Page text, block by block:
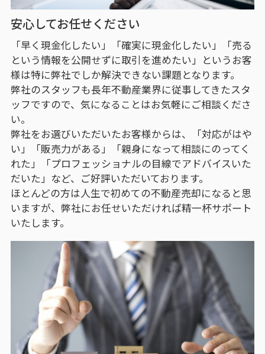
安心してお任せください
「早く現金化したい」「確実に現金化したい」「売る
という情報を公開せずに取引を進めたい」というお客
様は特に弊社でしか解決できない課題となります。
弊社のスタッフも長年不動産業界に従事してきたスタ
ッフですので、気になることはお気軽にご相談くださ
い。
弊社をお選びいただいたお客様からは、「対応がはや
い」「販売力がある」「親身になって相談にのってく
れた」「プロフェッショナルの目線でアドバイスいた
だいた」など、ご好評いただいております。
ほとんどの方は人生で初めての不動産売却になると思
いますが、弊社にお任せいただければ精一杯サポート
いたします。